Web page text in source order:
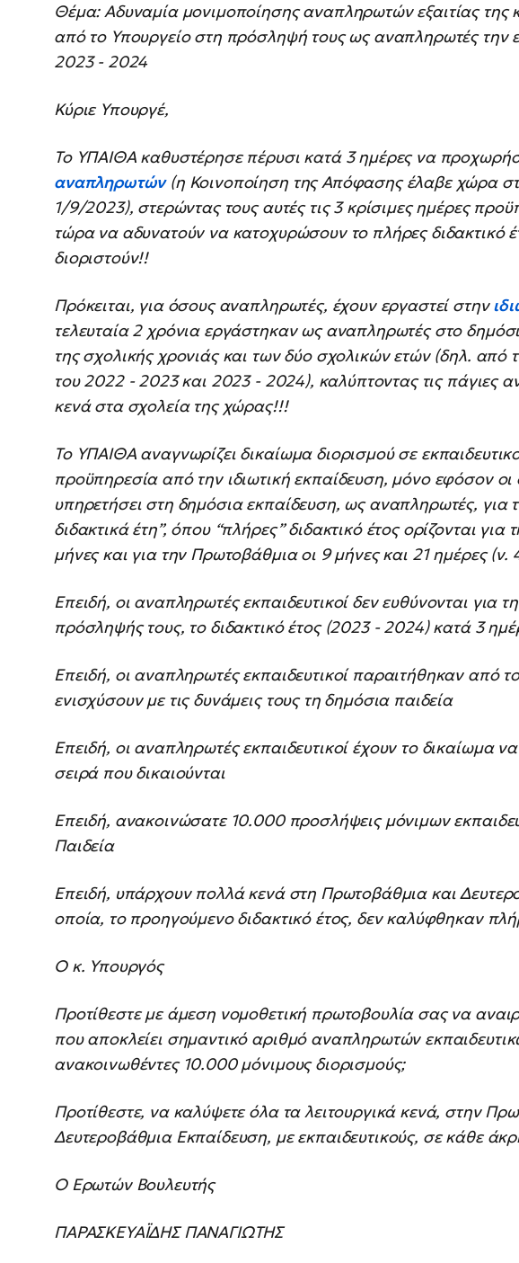
Θέμα: Αδυναμία μονιμοποίησης αναπληρωτών εξαιτίας
από το Υπουργείο στη πρόσληψή τους ως αναπληρωτές την
2023 - 2024
Κύριε Υπουργέ,
Το ΥΠΑΙΘΑ καθυστέρησε πέρυσι κατά 3 ημέρες να
αναπληρωτών(η Κοινοποίηση της Απόφασης έλαβε χώρα
1/9/2023), στερώντας τους αυτές τις 3 κρίσιμες ημέρες
τώρα να αδυνατούν να κατοχυρώσουν το πλήρες διδακτικό
διοριστούν!!
Πρόκειται, για όσους αναπληρωτές, έχουν εργαστεί στην
τελευταία 2 χρόνια εργάστηκαν ως αναπληρωτές στο
της σχολικής χρονιάς και των δύο σχολικών ετών (δηλ.
του 2022 - 2023 και 2023 - 2024), καλύπτοντας τις πάγιες
κενά στα σχολεία της χώρας!!!
Το ΥΠΑΙΘΑ αναγνωρίζει δικαίωμα διορισμού σε
προϋπηρεσία από την ιδιωτική εκπαίδευση, μόνο εφόσον οι
υπηρετήσει στη δημόσια εκπαίδευση, ως αναπληρωτές, για
διδακτικά έτη”, όπου “πλήρες” διδακτικό έτος ορίζονται
μήνες και για την Πρωτοβάθμια οι 9 μήνες και 21 ημέρες
Επειδή, οι αναπληρωτές εκπαιδευτικοί δεν ευθύνονται για
πρόσληψής τους, το διδακτικό έτος (2023 - 2024) κατά 3
Επειδή, οι αναπληρωτές εκπαιδευτικοί παραιτήθηκαν από
ενισχύσουν με τις δυνάμεις τους τη δημόσια παιδεία
Επειδή, οι αναπληρωτές εκπαιδευτικοί έχουν το δικαίωμα
σειρά που δικαιούνται
Επειδή, ανακοινώσατε 10.000 προσλήψεις μόνιμων
Παιδεία
Επειδή, υπάρχουν πολλά κενά στη Πρωτοβάθμια και
οποία, το προηγούμενο διδακτικό έτος, δεν καλύφθηκαν
Ο κ. Υπουργός
Προτίθεστε με άμεση νομοθετική πρωτοβουλία σας να
που αποκλείει σημαντικό αριθμό αναπληρωτών
ανακοινωθέντες 10.000 μόνιμους διορισμούς;
Προτίθεστε, να καλύψετε όλα τα λειτουργικά κενά, στην
Δευτεροβάθμια Εκπαίδευση, με εκπαιδευτικούς, σε κάθε
Ο Ερωτών Βουλευτής
ΠΑΡΑΣΚΕΥΑΪΔΗΣ ΠΑΝΑΓΙΩΤΗΣ